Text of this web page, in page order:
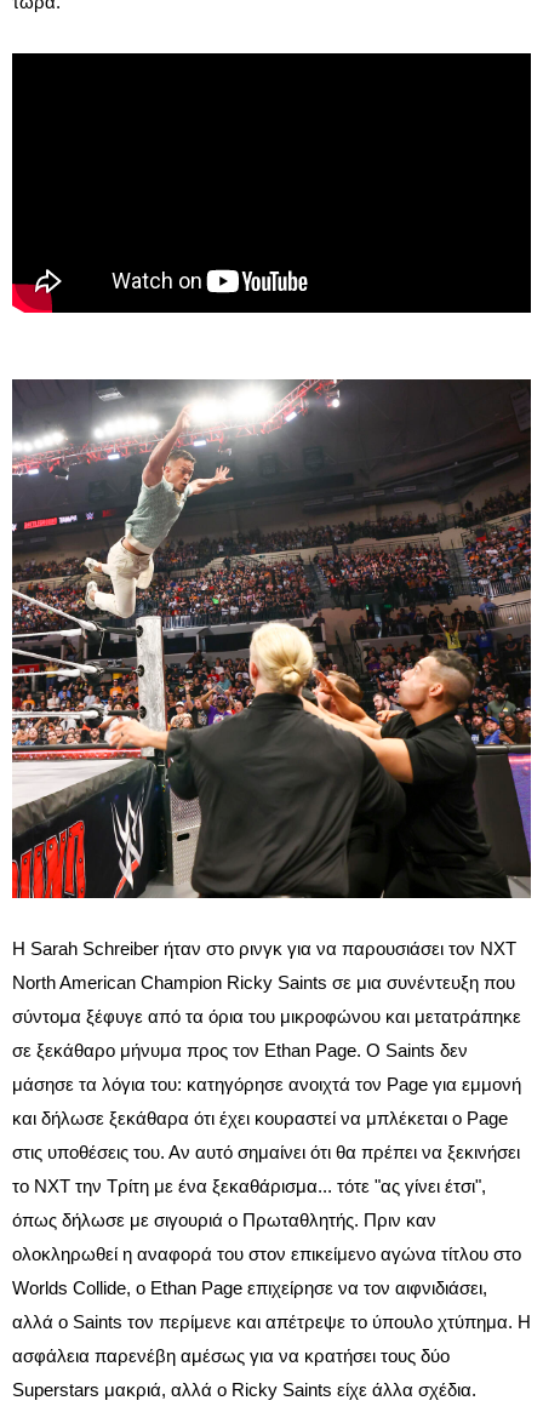
Η Sarah Schreiber ήταν στο ρινγκ για να παρουσιάσει τον NXT
North American Champion Ricky Saints σε μια συνέντευξη που
σύντομα ξέφυγε από τα όρια του μικροφώνου και μετατράπηκε
σε ξεκάθαρο μήνυμα προς τον Ethan Page. Ο Saints δεν
μάσησε τα λόγια του: κατηγόρησε ανοιχτά τον Page για εμμονή
και δήλωσε ξεκάθαρα ότι έχει κουραστεί να μπλέκεται ο Page
στις υποθέσεις του. Αν αυτό σημαίνει ότι θα πρέπει να ξεκινήσει
το NXT την Τρίτη με ένα ξεκαθάρισμα... τότε "ας γίνει έτσι",
όπως δήλωσε με σιγουριά ο Πρωταθλητής. Πριν καν
ολοκληρωθεί η αναφορά του στον επικείμενο αγώνα τίτλου στο
Worlds Collide, ο Ethan Page επιχείρησε να τον αιφνιδιάσει,
αλλά ο Saints τον περίμενε και απέτρεψε το ύπουλο χτύπημα. Η
ασφάλεια παρενέβη αμέσως για να κρατήσει τους δύο
Superstars μακριά, αλλά ο Ricky Saints είχε άλλα σχέδια.